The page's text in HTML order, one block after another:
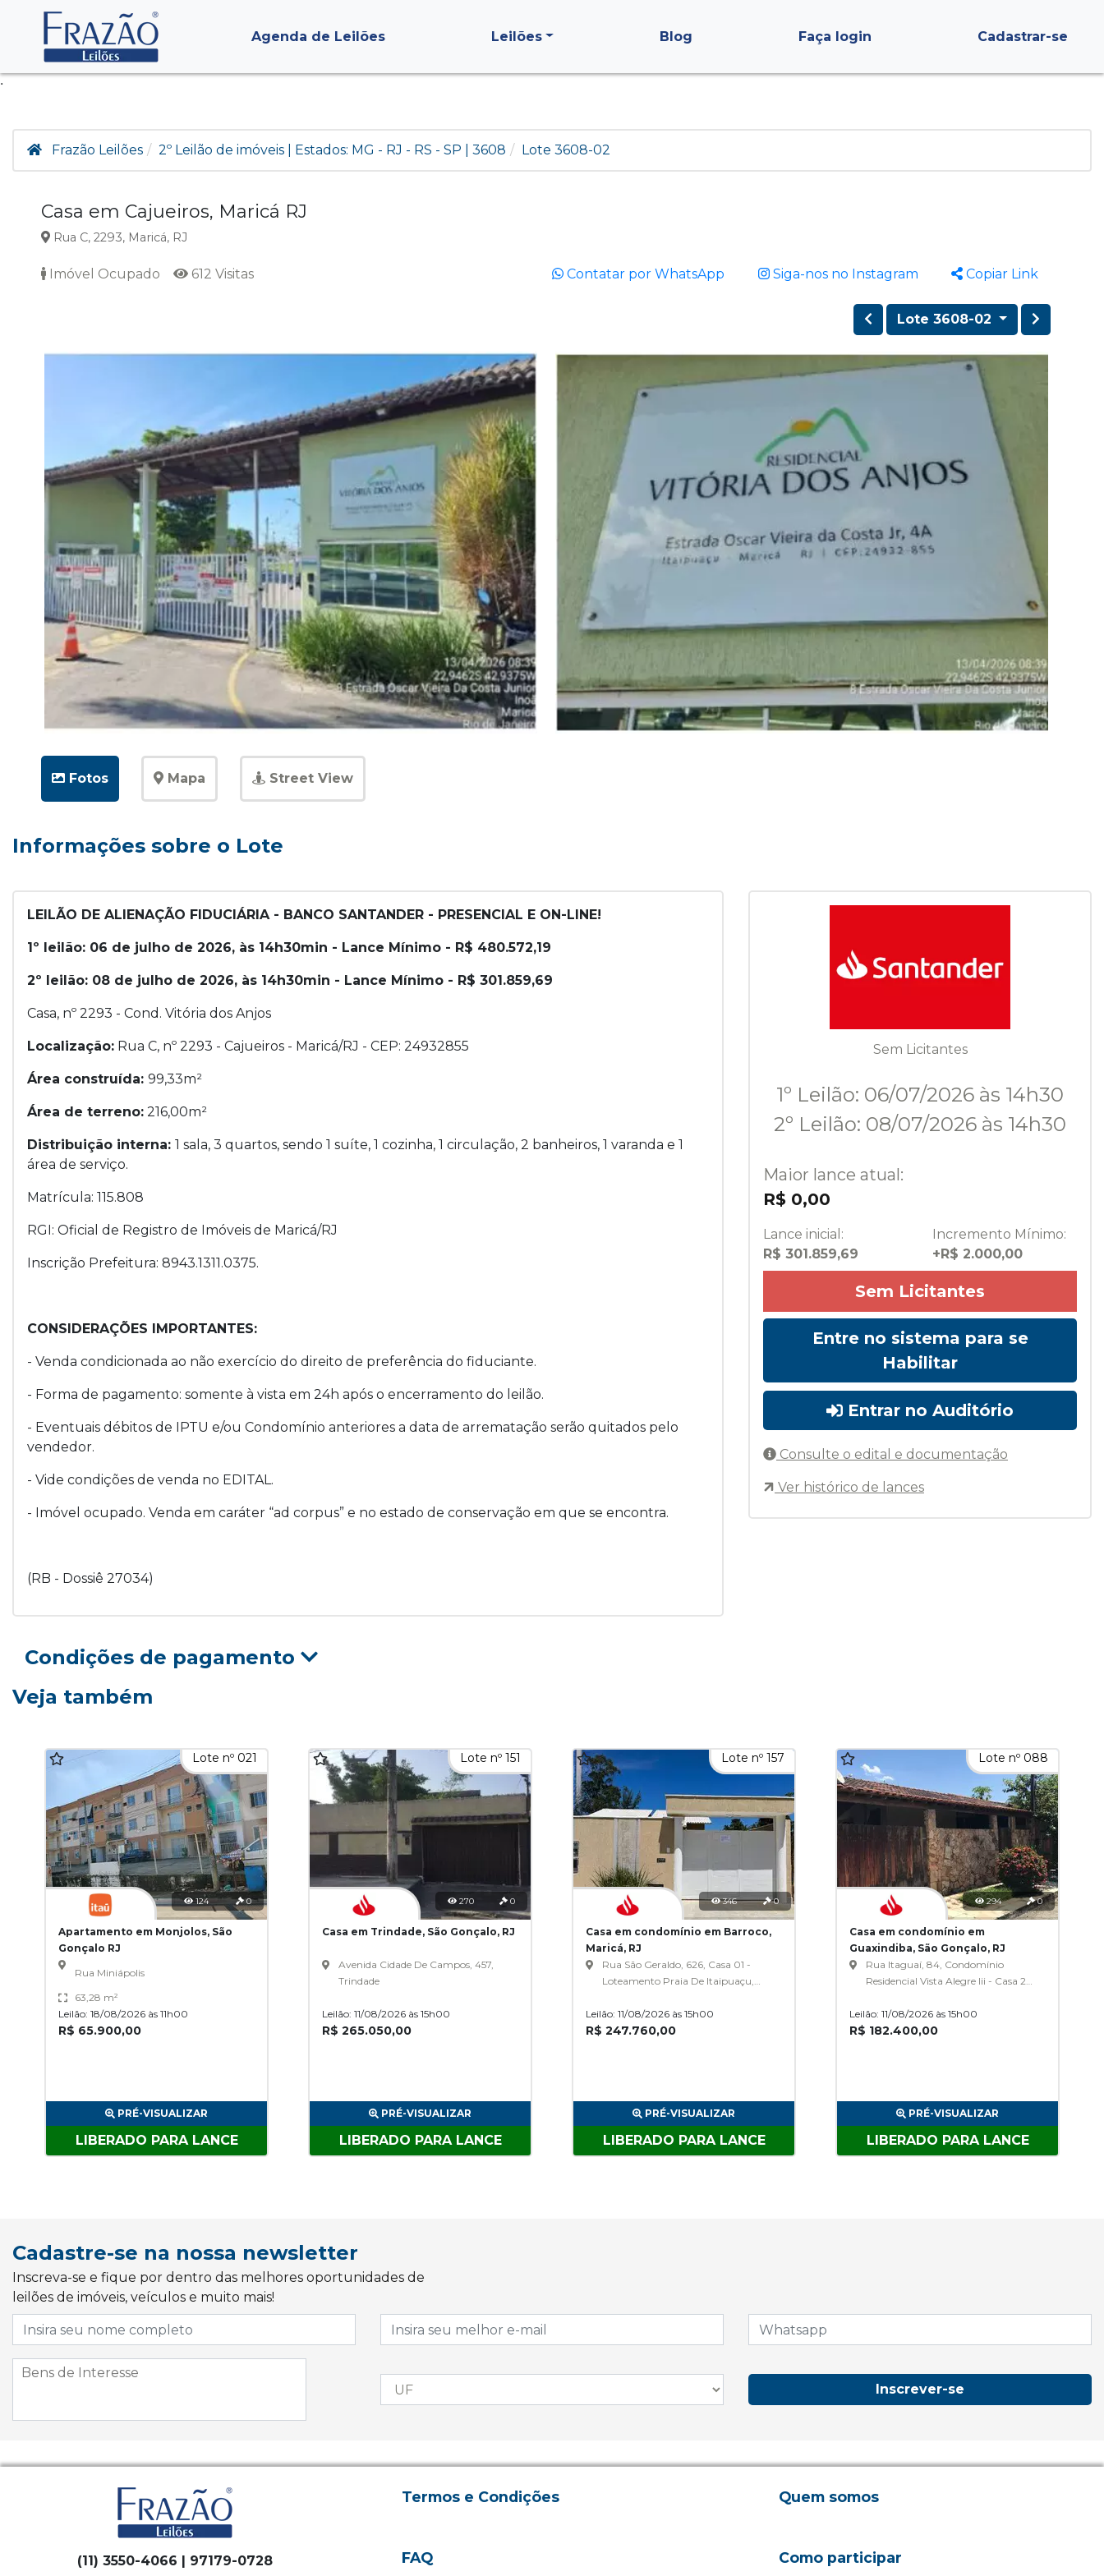
.
Agenda de Leilões Leilões Blog Faça login Cadastrar-se
Frazão Leilões 2º Leilão de imóveis | Estados: MG - RJ - RS - SP | 3608 Lote 3608-02
Casa em Cajueiros, Maricá RJ
Rua C, 2293, Maricá, RJ
Imóvel Ocupado 612 Visitas Contatar por WhatsApp Siga-nos no Instagram Copiar Link
Lote 3608-02
Fotos Mapa Street View
Informações sobre o Lote
LEILÃO DE ALIENAÇÃO FIDUCIÁRIA - BANCO SANTANDER - PRESENCIAL E ON-LINE!
1º leilão: 06 de julho de 2026, às 14h30min - Lance Mínimo - R$ 480.572,19
2º leilão: 08 de julho de 2026, às 14h30min - Lance Mínimo - R$ 301.859,69
Casa, nº 2293 - Cond. Vitória dos Anjos
Localização: Rua C, nº 2293 - Cajueiros - Maricá/RJ - CEP: 24932855
Área construída: 99,33m²
Área de terreno: 216,00m²
Distribuição interna: 1 sala, 3 quartos, sendo 1 suíte, 1 cozinha, 1 circulação, 2 banheiros, 1 varanda e 1
área de serviço.
Matrícula: 115.808
RGI: Oficial de Registro de Imóveis de Maricá/RJ
Inscrição Prefeitura: 8943.1311.0375.
CONSIDERAÇÕES IMPORTANTES:
- Venda condicionada ao não exercício do direito de preferência do fiduciante.
- Forma de pagamento: somente à vista em 24h após o encerramento do leilão.
- Eventuais débitos de IPTU e/ou Condomínio anteriores a data de arrematação serão quitados pelo
vendedor.
- Vide condições de venda no EDITAL.
- Imóvel ocupado. Venda em caráter “ad corpus” e no estado de conservação em que se encontra.
(RB - Dossiê 27034)
Sem Licitantes
1º Leilão: 06/07/2026 às 14h30
2º Leilão: 08/07/2026 às 14h30
Maior lance atual:
R$ 0,00
Lance inicial:
R$ 301.859,69
Incremento Mínimo:
+R$ 2.000,00
Sem Licitantes
Entre no sistema para se
Habilitar
Entrar no Auditório
Consulte o edital e documentação
Ver histórico de lances
Condições de pagamento
Veja também
Lote nº 021
124 0
Apartamento em Monjolos, São
Gonçalo RJ
Rua Miniápolis
63,28 m²
Leilão: 18/08/2026 às 11h00
R$ 65.900,00
PRÉ-VISUALIZAR
LIBERADO PARA LANCE
Lote nº 151
270 0
Casa em Trindade, São Gonçalo, RJ
Avenida Cidade De Campos, 457,
Trindade
Leilão: 11/08/2026 às 15h00
R$ 265.050,00
PRÉ-VISUALIZAR
LIBERADO PARA LANCE
Lote nº 157
346 0
Casa em condomínio em Barroco,
Maricá, RJ
Rua São Geraldo, 626, Casa 01 -
Loteamento Praia De Itaipuaçu,
Leilão: 11/08/2026 às 15h00
R$ 247.760,00
PRÉ-VISUALIZAR
LIBERADO PARA LANCE
Lote nº 088
294 0
Casa em condomínio em
Guaxindiba, São Gonçalo, RJ
Rua Itaguaí, 84, Condomínio
Residencial Vista Alegre Iii - Casa 27,
Leilão: 11/08/2026 às 15h00
R$ 182.400,00
PRÉ-VISUALIZAR
LIBERADO PARA LANCE
Cadastre-se na nossa newsletter
Inscreva-se e fique por dentro das melhores oportunidades de
leilões de imóveis, veículos e muito mais!
Inscrever-se
(11) 3550-4066 | 97179-0728
Termos e Condições
FAQ
Quem somos
Como participar